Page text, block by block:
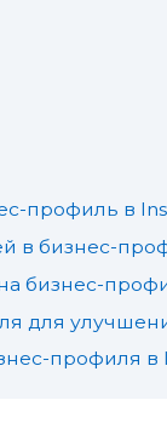
профиль в
в бизнес-
бизнес-
для
профиля в